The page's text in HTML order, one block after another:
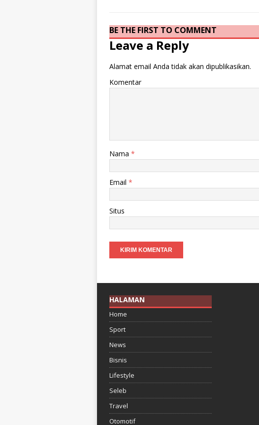
BE THE FIRST TO COMMENT
Leave a Reply
Alamat email Anda tidak akan dipublikasikan.
Komentar
Nama *
Email *
Situs
HALAMAN
Home
Sport
News
Bisnis
Lifestyle
Seleb
Travel
Otomotif